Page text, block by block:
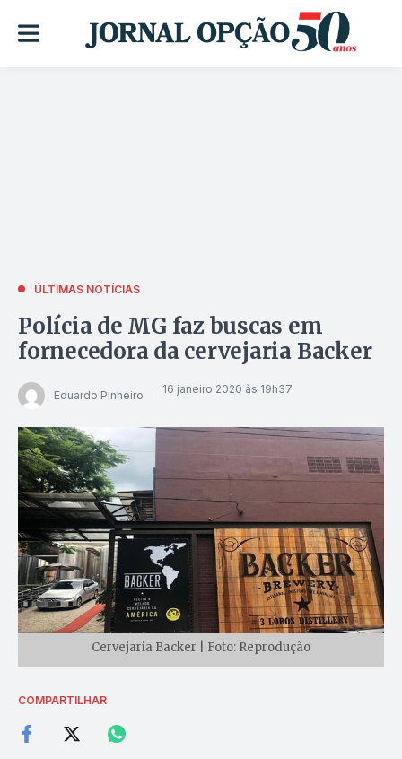
ÚLTIMAS NOTÍCIAS
Polícia de MG faz buscas em
fornecedora da cervejaria Backer
Eduardo Pinheiro 16 janeiro 2020 às 19h37
Cervejaria Backer | Foto: Reprodução
COMPARTILHAR